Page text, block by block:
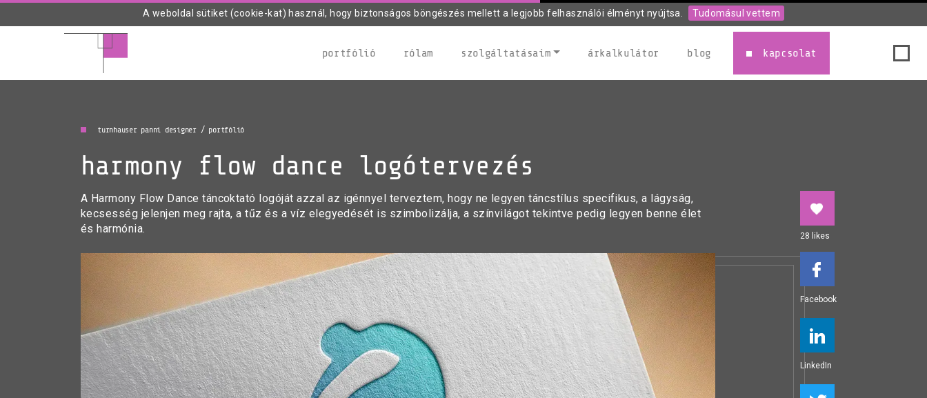
A weboldal sütiket (cookie-kat) használ, hogy biztonságos böngészés mellett a legjobb felhasználói élményt nyújtsa. Tudomásul vettem
portfólió rólam szolgáltatásaim árkalkulátor blog kapcsolat
turnhauser panni designer / portfólió
harmony flow dance logótervezés
A Harmony Flow Dance táncoktató logóját azzal az igénnyel terveztem, hogy ne legyen táncstílus specifikus, a lágyság,
kecsesség jelenjen meg rajta, a tűz és a víz elegyedését is szimbolizálja, a színvilágot tekintve pedig legyen benne élet
és harmónia.
28 likes
Facebook
LinkedIn